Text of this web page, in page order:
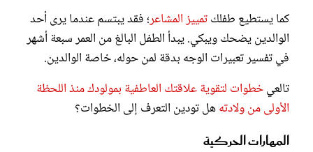
كما يستطيع طفلكتمييز المشاعر؛ فقد يبتسم عندما يرى أحد
الوالدين يضحك ويبكي. يبدأ الطفل البالغ من العمر سبعة أشهر
في تفسير تعبيرات الوجه بدقة لمن حوله، خاصة الوالدين.
تالعيخطوات لتقوية علاقتك العاطفية بمولودك منذ اللحظة
الأولى من ولادتههل تودين التعرف إلى الخطوات؟
المهارات الحركية